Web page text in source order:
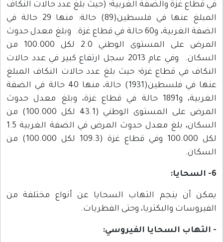
في قطاع غزة والضفة الغربية؛ (حيث بلغ عدد حالات النكاف
المبلغ عنها في فلسطين(89) حالة: منها 29 حالة في
الضفة الغربية، و60 حالة في قطاع غزة. وبلغ معدل حدوث
المرض على المستوى الوطني 2.0 لكل 100.000 من
السكان. وفي عام 2013 سجل ارتفاع كبير في عدد حالات
النكاف في قطاع غزة؛ حيث بلغ عدد حالات النكاف المبلغ
عنها في فلسطين(1931) حالة، منها 40 حالة في الضفة
الغربية، و1891 حالة في قطاع غزة، وبلغ معدل حدوث
المرض على المستوى الوطني (43.1 لكل 100.000) من
السكان، بلغ معدل حدوث المرض في الضفة الغربية 1.5
لكل 100.000 وفي قطاع غزة (109.3 لكل 100.000) من
السكان.
6- السحايا:
يمكن أن ينجم التهاب السحايا عن أنواع مختلفة من
الفيروسات والبكتريا، وحتى الفطريات.
- التهاب السحايا الفيروسي: